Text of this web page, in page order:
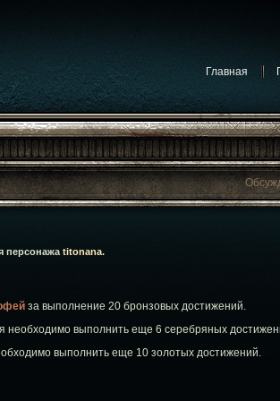
Главная
Обсуждают на
персонажа titonana.
за выполнение 20 бронзовых достижений.
необходимо выполнить еще 6 серебряных
выполнить еще 10 золотых достижений.